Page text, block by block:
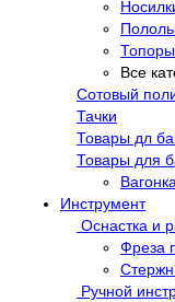
Топоры
Все
Сотовый
Тачки
Товары дл
Товары для
Инструмент
Оснастка и
Фреза
Ручной